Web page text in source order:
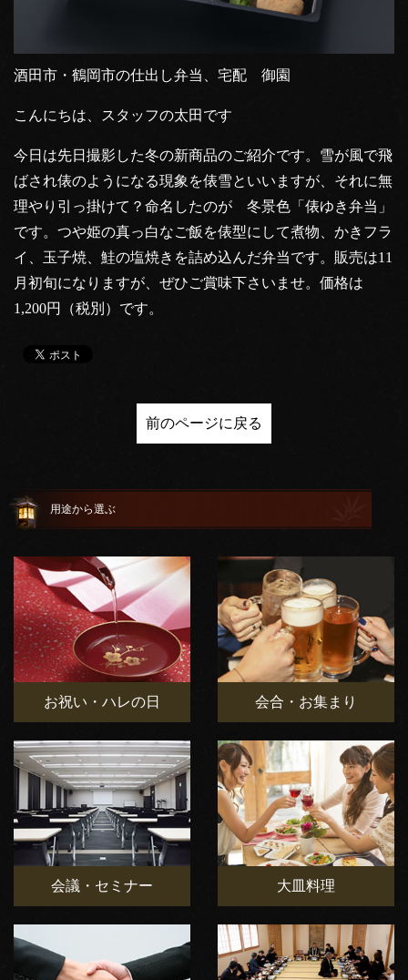
酒田市・鶴岡市の仕出し弁当、宅配 御園
こんにちは、スタッフの太田です
今日は先日撮影した冬の新商品のご紹介です。雪が風で飛
ばされ俵のようになる現象を俵雪といいますが、それに無
理やり引っ掛けて？命名したのが 冬景色「俵ゆき弁当」
です。つや姫の真っ白なご飯を俵型にして煮物、かきフラ
イ、玉子焼、鮭の塩焼きを詰め込んだ弁当です。販売は11
月初旬になりますが、ぜひご賞味下さいませ。価格は
1,200円（税別）です。
前のページに戻る
用途から選ぶ
お祝い・ハレの日 会合・お集まり
会議・セミナー 大皿料理